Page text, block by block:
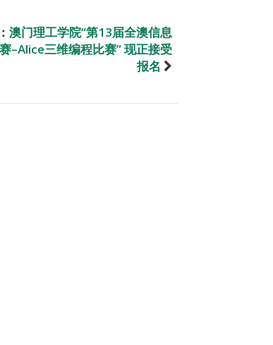
澳门理工学院“第13届全澳信息
–Alice三维编程比赛” 现正接受
报名